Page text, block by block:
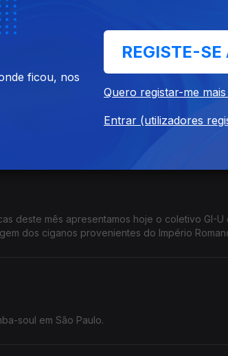
da editara Jukebox Saints Records fundada
da cidade alemã de Frankfurt. Editaram três
GI-U que vem da
dos ciganos provenientes do Império
soul em São Paulo.
ficou, nos
REGISTE-SE
Quero registar-me
Entrar (utilizadores